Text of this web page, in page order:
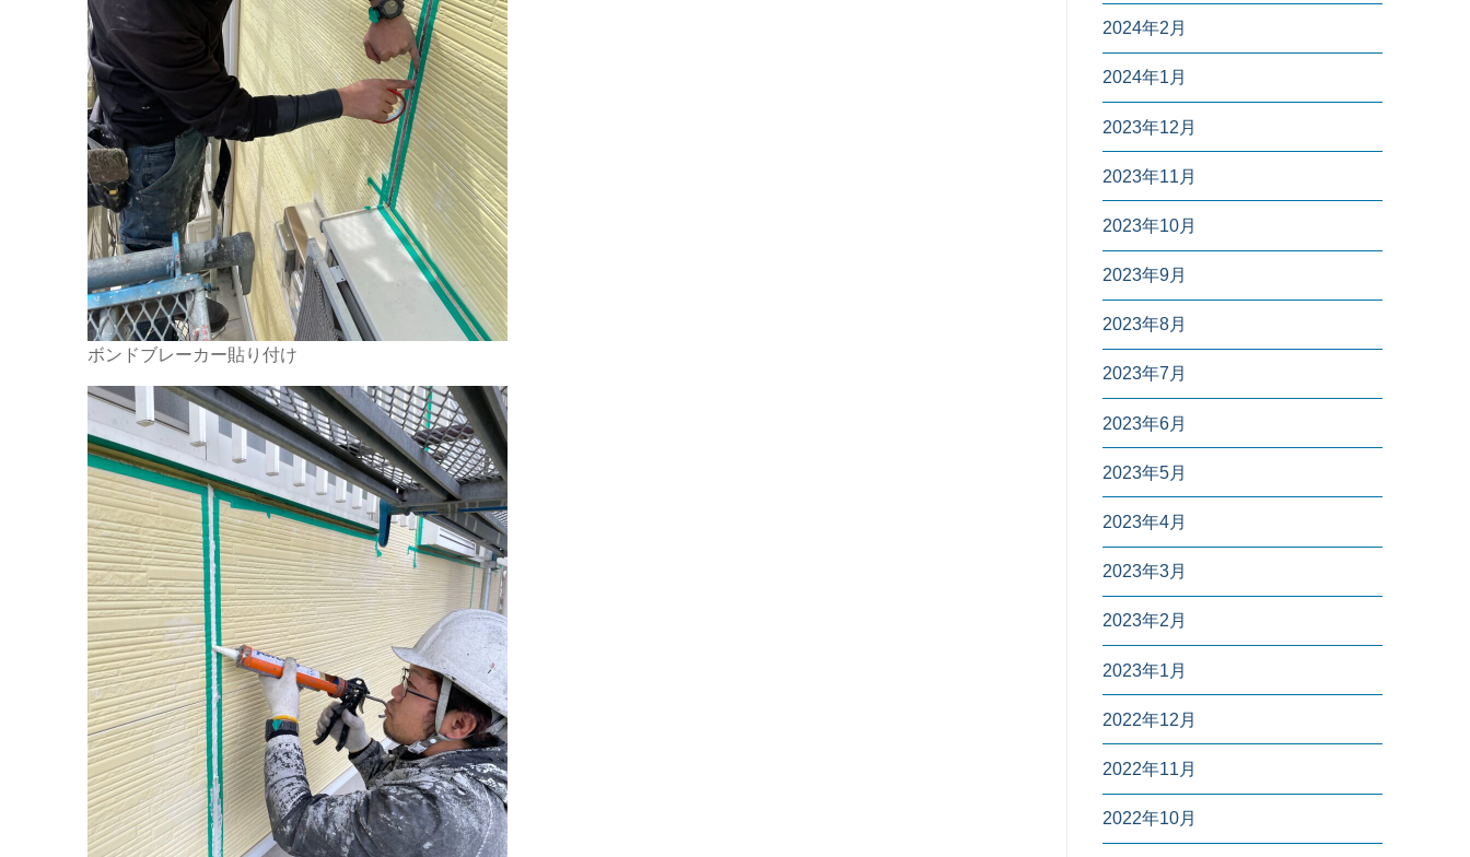
ボンドブレーカー貼り付け
2024年2月
2024年1月
2023年12月
2023年11月
2023年10月
2023年9月
2023年8月
2023年7月
2023年6月
2023年5月
2023年4月
2023年3月
2023年2月
2023年1月
2022年12月
2022年11月
2022年10月